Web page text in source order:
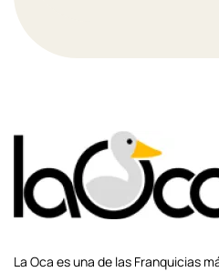
La Oca es una de las Franquicias